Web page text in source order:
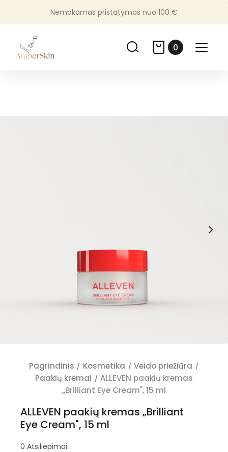
Nemokamas pristatymas nuo 100 €
0
Pagrindinis Kosmetika
Veido priežiūra
Paakių kremai
ALLEVEN paakių kremas
„Brilliant Eye Cream", 15 ml
ALLEVEN paakių kremas „Brilliant
Eye Cream", 15 ml
0 Atsiliepimai